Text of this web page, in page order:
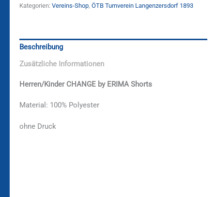
Kategorien: Vereins-Shop ÖTB Turnverein Langenzersdorf 1893
Beschreibung
Zusätzliche Informationen
Herren/Kinder CHANGE by ERIMA Shorts
Material: 100% Polyester
ohne Druck